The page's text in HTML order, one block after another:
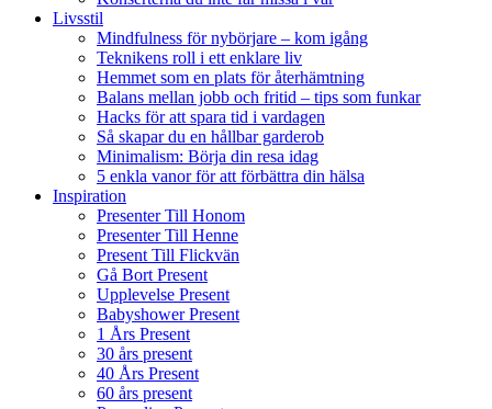
Livsstil
Mindfulness för nybörjare – kom igång
Teknikens roll i ett enklare liv
Hemmet som en plats för återhämtning
Balans mellan jobb och fritid – tips som funkar
Hacks för att spara tid i vardagen
Så skapar du en hållbar garderob
Minimalism: Börja din resa idag
5 enkla vanor för att förbättra din hälsa
Inspiration
Presenter Till Honom
Presenter Till Henne
Present Till Flickvän
Gå Bort Present
Upplevelse Present
Babyshower Present
1 Års Present
30 års present
40 Års Present
60 års present